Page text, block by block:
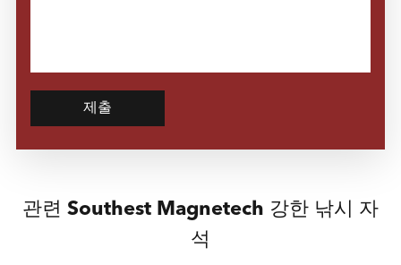
제출
관련 Southest Magnetech 강한 낚시 자
석